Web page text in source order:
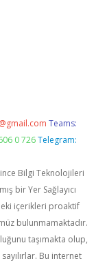
Teams:
0 726 Telegram:
Bilgi Teknolojileri
bir Yer Sağlayıcı
içerikleri proaktif
bulunmamaktadır.
taşımakta olup,
Bu internet